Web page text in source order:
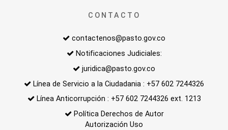
CONTACTO
contactenos@pasto.gov.co
Notificaciones Judiciales:
juridica@pasto.gov.co
Línea de Servicio a la Ciudadania : +57 602 7244326
Línea Anticorrupción : +57 602 7244326 ext. 1213
Política Derechos de Autor
Autorización Uso